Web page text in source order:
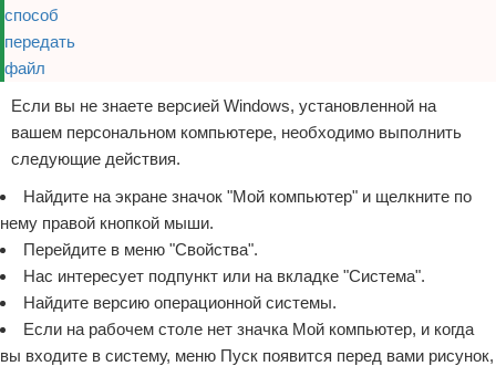
Если вы не знаете версией Windows, установленной на
вашем персональном компьютере, необходимо выполнить
следующие действия.
Найдите на экране значок "Мой компьютер" и щелкните по
нему правой кнопкой мыши.
Перейдите в меню "Свойства".
Нас интересует подпункт или на вкладке "Система".
Найдите версию операционной системы.
Если на рабочем столе нет значка Мой компьютер, и когда
вы входите в систему, меню Пуск появится перед вами рисунок,